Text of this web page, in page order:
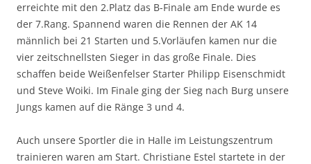
erreichte mit den 2.Platz das B-Finale am Ende wurde es
der 7.Rang. Spannend waren die Rennen der AK 14
männlich bei 21 Starten und 5.Vorläufen kamen nur die
vier zeitschnellsten Sieger in das große Finale. Dies
schaffen beide Weißenfelser Starter Philipp Eisenschmidt
und Steve Woiki. Im Finale ging der Sieg nach Burg unsere
Jungs kamen auf die Ränge 3 und 4.
Auch unsere Sportler die in Halle im Leistungszentrum
trainieren waren am Start. Christiane Estel startete in der